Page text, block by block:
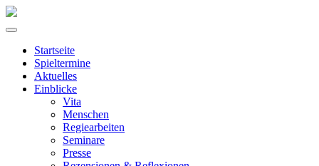
Startseite
Spieltermine
Aktuelles
Einblicke
Vita
Menschen
Regiearbeiten
Seminare
Presse